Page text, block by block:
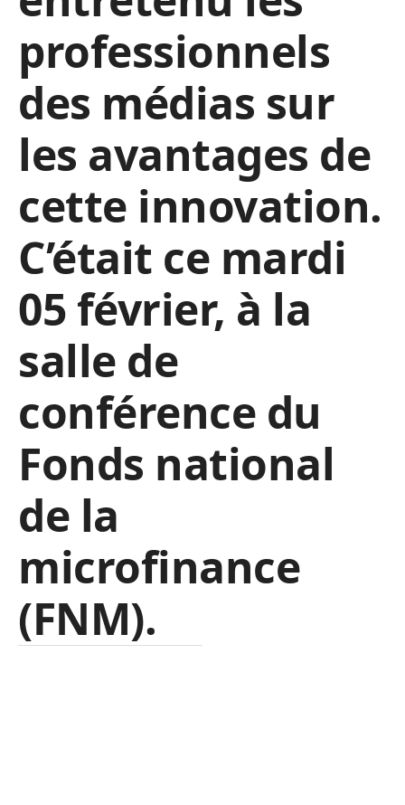
professionnels
des médias sur
les avantages de
cette innovation.
C’était ce mardi
05 février, à la
salle de
conférence du
Fonds national
de la
microfinance
(FNM).